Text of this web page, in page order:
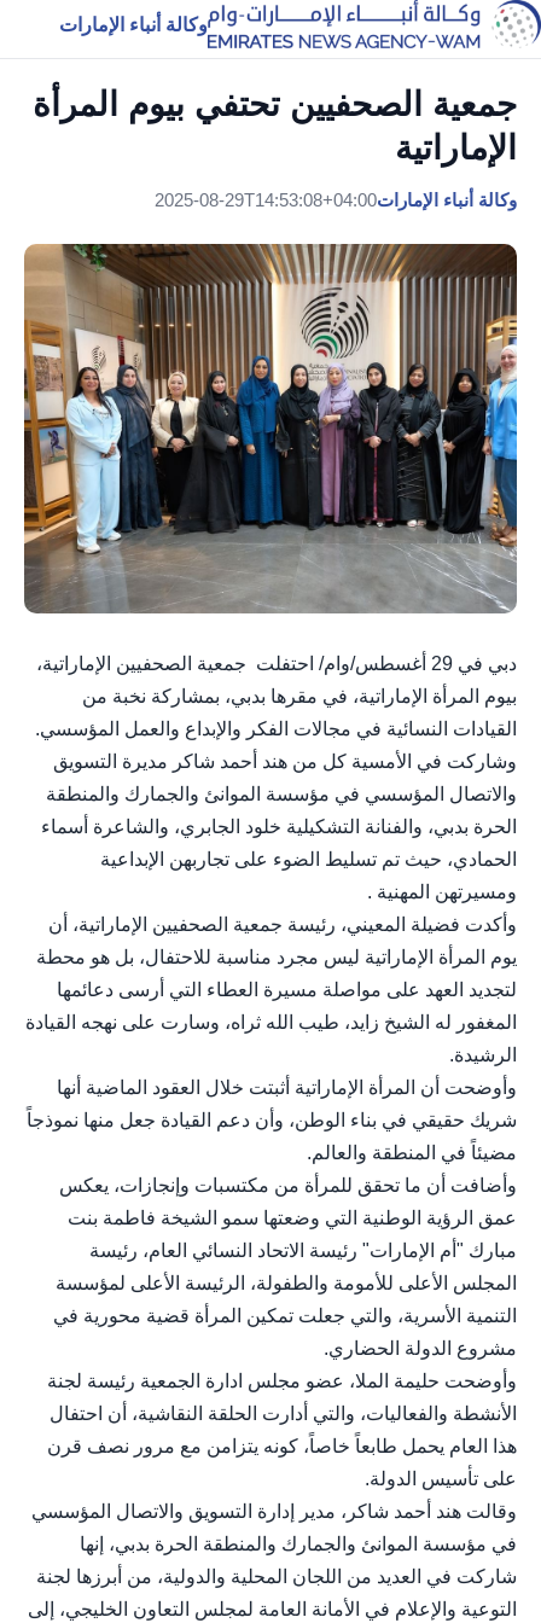
وكالة أنباء الإمارات
جمعية الصحفيين تحتفي بيوم المرأة
الإماراتية
وكالة أنباء الإمارات2025-08-29T14:53:08+04:00
دبي في 29 أغسطس/وام/ احتفلت جمعية الصحفيين الإماراتية،
بيوم المرأة الإماراتية، في مقرها بدبي، بمشاركة نخبة من
القيادات النسائية في مجالات الفكر والإبداع والعمل المؤسسي.
وشاركت في الأمسية كل من هند أحمد شاكر مديرة التسويق
والاتصال المؤسسي في مؤسسة الموانئ والجمارك والمنطقة
الحرة بدبي، والفنانة التشكيلية خلود الجابري، والشاعرة أسماء
الحمادي، حيث تم تسليط الضوء على تجاربهن الإبداعية
ومسيرتهن المهنية .
وأكدت فضيلة المعيني، رئيسة جمعية الصحفيين الإماراتية، أن
يوم المرأة الإماراتية ليس مجرد مناسبة للاحتفال، بل هو محطة
لتجديد العهد على مواصلة مسيرة العطاء التي أرسى دعائمها
المغفور له الشيخ زايد، طيب الله ثراه، وسارت على نهجه القيادة
الرشيدة.
وأوضحت أن المرأة الإماراتية أثبتت خلال العقود الماضية أنها
شريك حقيقي في بناء الوطن، وأن دعم القيادة جعل منها نموذجاً
مضيئاً في المنطقة والعالم.
وأضافت أن ما تحقق للمرأة من مكتسبات وإنجازات، يعكس
عمق الرؤية الوطنية التي وضعتها سمو الشيخة فاطمة بنت
مبارك "أم الإمارات" رئيسة الاتحاد النسائي العام، رئيسة
المجلس الأعلى للأمومة والطفولة، الرئيسة الأعلى لمؤسسة
التنمية الأسرية، والتي جعلت تمكين المرأة قضية محورية في
مشروع الدولة الحضاري.
وأوضحت حليمة الملا، عضو مجلس ادارة الجمعية رئيسة لجنة
الأنشطة والفعاليات، والتي أدارت الحلقة النقاشية، أن احتفال
هذا العام يحمل طابعاً خاصاً، كونه يتزامن مع مرور نصف قرن
على تأسيس الدولة.
وقالت هند أحمد شاكر، مدير إدارة التسويق والاتصال المؤسسي
في مؤسسة الموانئ والجمارك والمنطقة الحرة بدبي، إنها
شاركت في العديد من اللجان المحلية والدولية، من أبرزها لجنة
التوعية والإعلام في الأمانة العامة لمجلس التعاون الخليجي، إلى